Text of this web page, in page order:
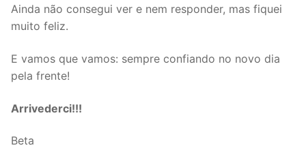
Ainda não consegui ver e nem responder, mas fiquei
muito feliz.
E vamos que vamos: sempre confiando no novo dia
pela frente!
Arrivederci!!!
Beta